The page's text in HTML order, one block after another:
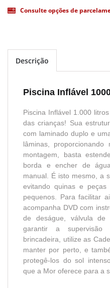
Consulte opções de
Descrição
Piscina Inflável
Piscina Inflável 1.000
das crianças! Sua
com laminado duplo e
lâminas,
montagem, basta
borda e encher de
manual. É isto mesmo, a
evitando quinas e
pequenos. Para facilitar
acompanha DVD com
de deságue, válvula
garantir a
brincadeira, utilize as
manter por perto, e
protegê-los do sol
que a Mor oferece para a